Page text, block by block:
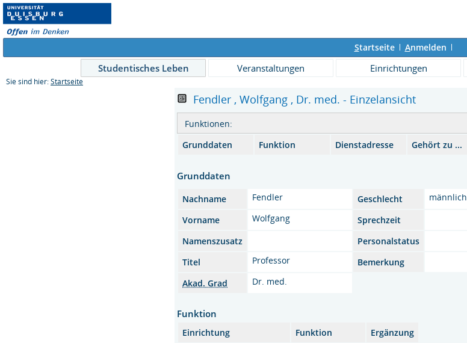
Startseite Anmelden
Studentisches Leben Veranstaltungen Einrichtungen
Sie sind hier: Startseite
Fendler , Wolfgang , Dr. med. - Einzelansicht
Funktionen:
Grunddaten
Funktion Dienstadresse Gehört zu ...
Grunddaten
Nachname Fendler Geschlecht
männlich
Vorname
Wolfgang
Sprechzeit
Namenszusatz
Personalstatus
Titel
Professor
Bemerkung
Akad. Grad
Dr. med.
Funktion
Einrichtung Funktion
Ergänzung